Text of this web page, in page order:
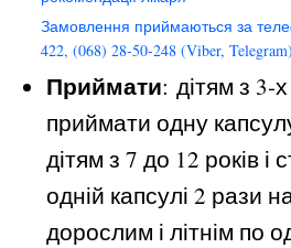
Замовлення приймаються за
422, (068) 28-50-248 (Viber, Telegram)
Приймати: дітям з 3-х
приймати одну
дітям з 7 до 12 років і
одній капсулі 2 рази
дорослим і літнім по